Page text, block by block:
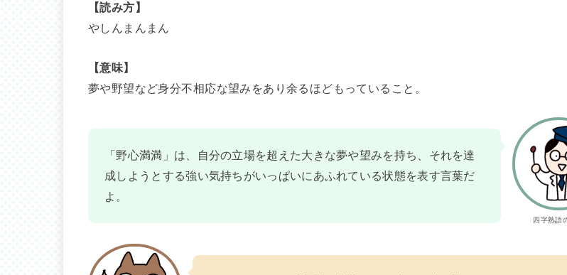
【読み方】
やしんまんまん
【意味】
夢や野望など身分不相応な望みをあり余るほどもっていること。
四字熟語
「野心満満」は、自分の立場を超えた大きな夢や望みを持ち、それを達
成しようとする強い気持ちがいっぱいにあふれている状態を表す言葉だ
よ。